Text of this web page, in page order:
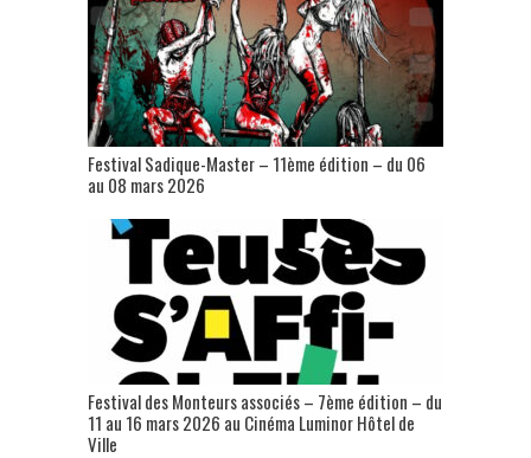
Festival Sadique-Master – 11ème édition – du 06
au 08 mars 2026
Festival des Monteurs associés – 7ème édition – du
11 au 16 mars 2026 au Cinéma Luminor Hôtel de
Ville